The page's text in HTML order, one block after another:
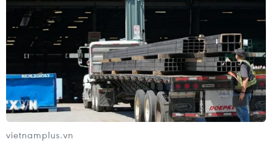
"Có một nguyên lý rất chắc chắn rằng virus không thể
đột biến, trừ khi nó nhân rộng, và nếu bạn cho phép
virus tự do sinh sôi trong xã hội, nó sẽ đột biến," chuyên
gia Anthony Fauci của Mỹ nói.
vietnamplus.vn